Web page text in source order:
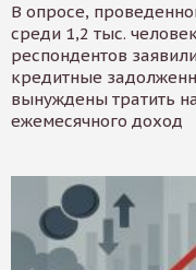
В опросе,
среди 1,2 тыс.
респондентов
кредитные
вынуждены тратить
ежемесячного доход